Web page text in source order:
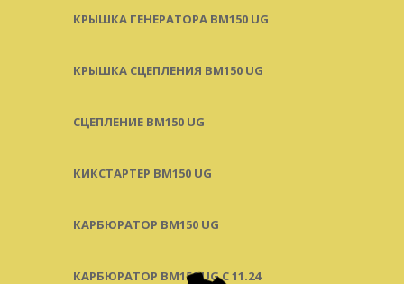
КРЫШКА ГЕНЕРАТОРА BM150 UG
КРЫШКА СЦЕПЛЕНИЯ BM150 UG
СЦЕПЛЕНИЕ BM150 UG
КИКСТАРТЕР BM150 UG
КАРБЮРАТОР BM150 UG
КАРБЮРАТОР BM150 UG С 11.24